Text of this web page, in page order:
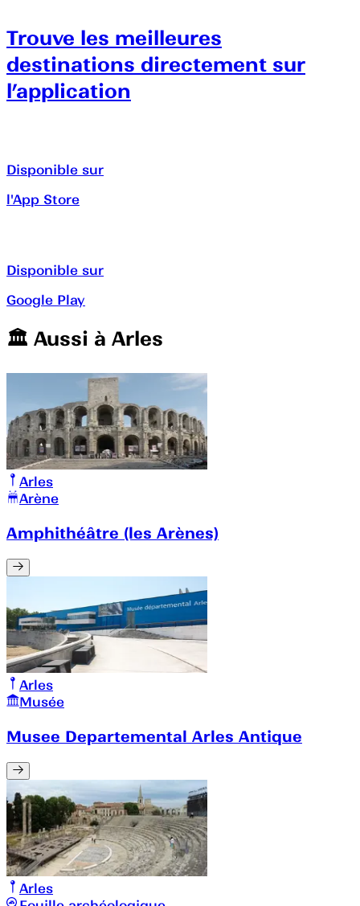
Trouve les meilleures
destinations directement sur
l’application
Disponible sur
l'App Store
Disponible sur
Google Play
🏛️️ Aussi à Arles
Arles
Arène
Amphithéâtre (les Arènes)
Arles
Musée
Musee Departemental Arles Antique
Arles